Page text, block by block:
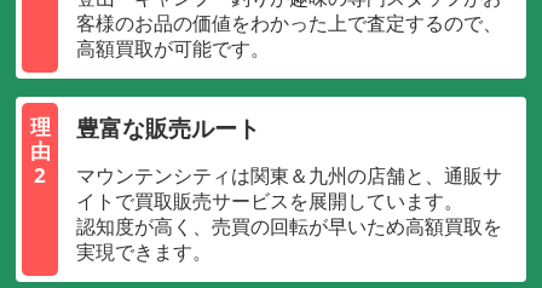
客様のお品の価値をわかった上で査定するので、
高額買取が可能です。
理
由
2
豊富な販売ルート
マウンテンシティは関東＆九州の店舗と、通販サ
イトで買取販売サービスを展開しています。
認知度が高く、売買の回転が早いため高額買取を
実現できます。